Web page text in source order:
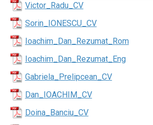
Victor_Radu_CV
Sorin_IONESCU_CV
Ioachim_Dan_Rezumat_Rom
Ioachim_Dan_Rezumat_Eng
Gabriela_Prelipcean_CV
Dan_IOACHIM_CV
Doina_Banciu_CV